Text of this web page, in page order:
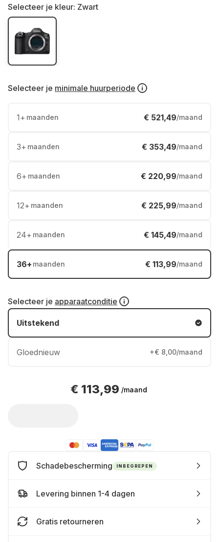
Selecteer je kleur: Zwart
Selecteer je minimale huurperiode
1+ maanden € 521,49/maand
3+ maanden € 353,49/maand
6+ maanden € 220,99/maand
12+ maanden € 225,99/maand
24+ maanden € 145,49/maand
36+ maanden € 113,99/maand
Selecteer je apparaatconditie
Uitstekend
Gloednieuw +€ 8,00/maand
€ 113,99 /maand
Schadebescherming INBEGREPEN
Levering binnen 1-4 dagen
Gratis retourneren